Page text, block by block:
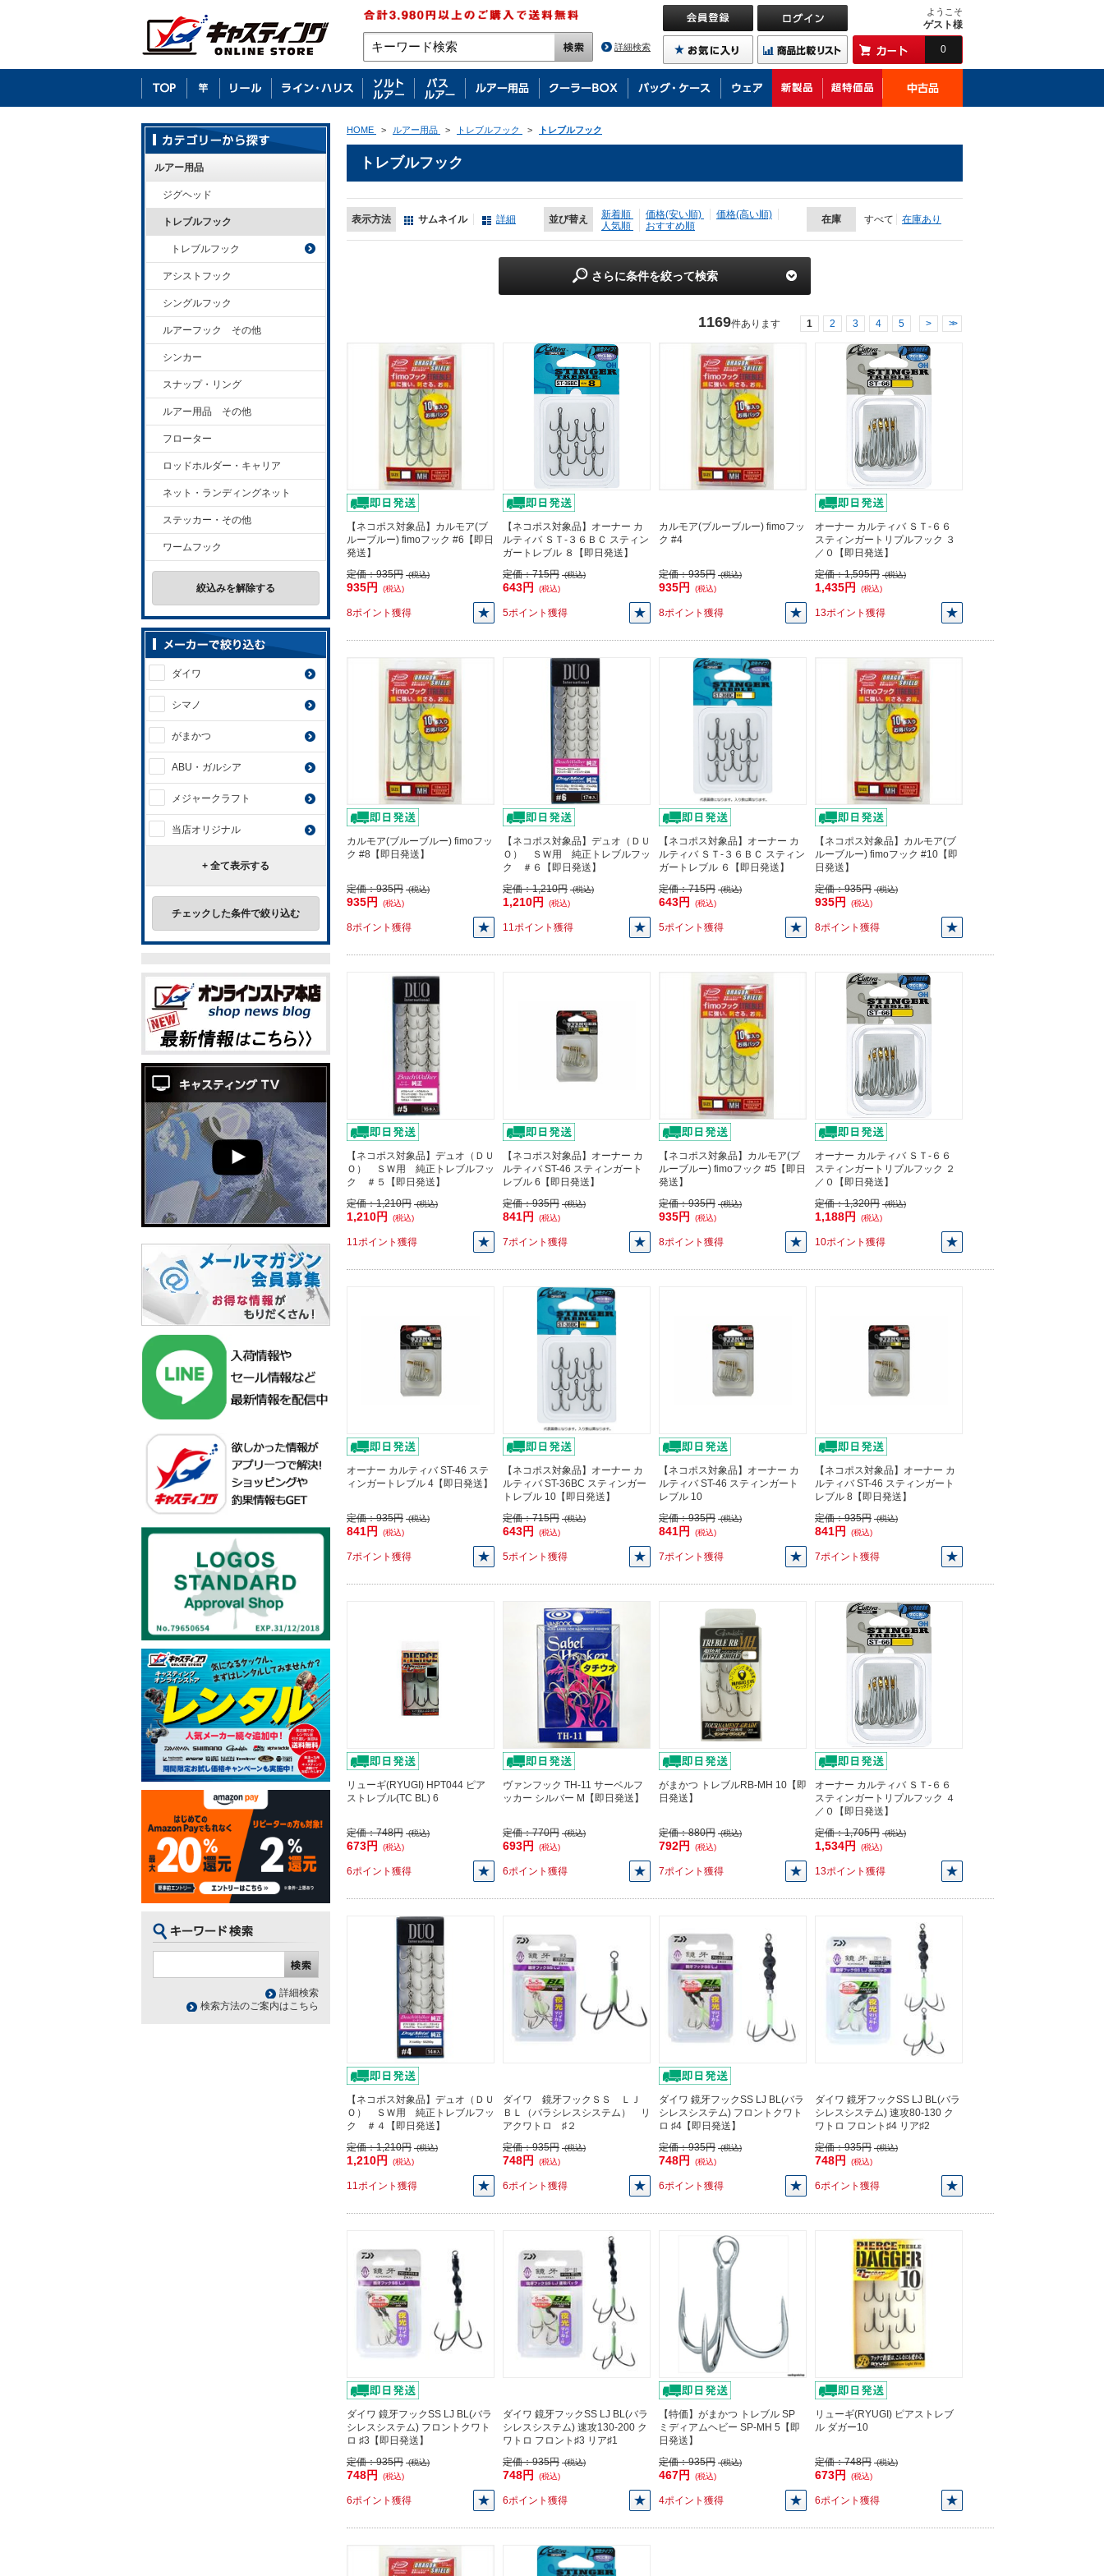
詳細検索
ようこそ
ゲスト様
0
HOME > ルアー用品 > トレブルフック > トレブルフック
トレブルフック
表示方法 サムネイル 詳細 並び替え 新着順 価格(安い順)
価格(高い順)
人気順
おすすめ順
在庫 すべて 在庫あり
さらに条件を絞って検索
1169件あります 1 2 3 4 5 > >>
【ネコポス対象品】カルモア(ブ
ルーブルー) fimoフック #6【即日
発送】
定価：935円 (税込)
935円 (税込)
8ポイント獲得
【ネコポス対象品】オーナー カ
ルティバ ＳＴ-３６ＢＣ スティン
ガートレブル ８【即日発送】
定価：715円 (税込)
643円 (税込)
5ポイント獲得
カルモア(ブルーブルー) fimoフッ
ク #4
定価：935円 (税込)
935円 (税込)
8ポイント獲得
オーナー カルティバ ＳＴ-６６
スティンガートリプルフック ３
／０【即日発送】
定価：1,595円 (税込)
1,435円 (税込)
13ポイント獲得
カルモア(ブルーブルー) fimoフッ
ク #8【即日発送】
定価：935円 (税込)
935円 (税込)
8ポイント獲得
【ネコポス対象品】デュオ（ＤＵ
Ｏ） ＳＷ用 純正トレブルフッ
ク ＃６【即日発送】
定価：1,210円 (税込)
1,210円 (税込)
11ポイント獲得
【ネコポス対象品】オーナー カ
ルティバ ＳＴ-３６ＢＣ スティン
ガートレブル ６【即日発送】
定価：715円 (税込)
643円 (税込)
5ポイント獲得
【ネコポス対象品】カルモア(ブ
ルーブルー) fimoフック #10【即
日発送】
定価：935円 (税込)
935円 (税込)
8ポイント獲得
【ネコポス対象品】デュオ（ＤＵ
Ｏ） ＳＷ用 純正トレブルフッ
ク ＃５【即日発送】
定価：1,210円 (税込)
1,210円 (税込)
11ポイント獲得
【ネコポス対象品】オーナー カ
ルティバ ST-46 スティンガート
レブル 6【即日発送】
定価：935円 (税込)
841円 (税込)
7ポイント獲得
【ネコポス対象品】カルモア(ブ
ルーブルー) fimoフック #5【即日
発送】
定価：935円 (税込)
935円 (税込)
8ポイント獲得
オーナー カルティバ ＳＴ-６６
スティンガートリプルフック ２
／０【即日発送】
定価：1,320円 (税込)
1,188円 (税込)
10ポイント獲得
オーナー カルティバ ST-46 ステ
ィンガートレブル 4【即日発送】
定価：935円 (税込)
841円 (税込)
7ポイント獲得
【ネコポス対象品】オーナー カ
ルティバ ST-36BC スティンガー
トレブル 10【即日発送】
定価：715円 (税込)
643円 (税込)
5ポイント獲得
【ネコポス対象品】オーナー カ
ルティバ ST-46 スティンガート
レブル 10
定価：935円 (税込)
841円 (税込)
7ポイント獲得
【ネコポス対象品】オーナー カ
ルティバ ST-46 スティンガート
レブル 8【即日発送】
定価：935円 (税込)
841円 (税込)
7ポイント獲得
リューギ(RYUGI) HPT044 ピア
ストレブル(TC BL) 6
定価：748円 (税込)
673円 (税込)
6ポイント獲得
ヴァンフック TH-11 サーベルフ
ッカー シルバー M【即日発送】
定価：770円 (税込)
693円 (税込)
6ポイント獲得
がまかつ トレブルRB-MH 10【即
日発送】
定価：880円 (税込)
792円 (税込)
7ポイント獲得
オーナー カルティバ ＳＴ-６６
スティンガートリプルフック ４
／０【即日発送】
定価：1,705円 (税込)
1,534円 (税込)
13ポイント獲得
【ネコポス対象品】デュオ（ＤＵ
Ｏ） ＳＷ用 純正トレブルフッ
ク ＃４【即日発送】
定価：1,210円 (税込)
1,210円 (税込)
11ポイント獲得
ダイワ 鏡牙フックＳＳ ＬＪ
ＢＬ（バラシレスシステム） リ
アクワトロ ♯２
定価：935円 (税込)
748円 (税込)
6ポイント獲得
ダイワ 鏡牙フックSS LJ BL(バラ
シレスシステム) フロントクワト
ロ ♯4【即日発送】
定価：935円 (税込)
748円 (税込)
6ポイント獲得
ダイワ 鏡牙フックSS LJ BL(バラ
シレスシステム) 速攻80-130 ク
ワトロ フロント♯4 リア♯2
定価：935円 (税込)
748円 (税込)
6ポイント獲得
ダイワ 鏡牙フックSS LJ BL(バラ
シレスシステム) フロントクワト
ロ ♯3【即日発送】
定価：935円 (税込)
748円 (税込)
6ポイント獲得
ダイワ 鏡牙フックSS LJ BL(バラ
シレスシステム) 速攻130-200 ク
ワトロ フロント♯3 リア♯1
定価：935円 (税込)
748円 (税込)
6ポイント獲得
【特価】がまかつ トレブル SP
ミディアムヘビー SP-MH 5【即
日発送】
定価：935円 (税込)
467円 (税込)
4ポイント獲得
リューギ(RYUGI) ピアストレブ
ル ダガー10
定価：748円 (税込)
673円 (税込)
6ポイント獲得
ルアー用品
ジグヘッド
トレブルフック
トレブルフック
アシストフック
シングルフック
ルアーフック その他
シンカー
スナップ・リング
ルアー用品 その他
フローター
ロッドホルダー・キャリア
ネット・ランディングネット
ステッカー・その他
ワームフック
絞込みを解除する
ダイワ
シマノ
がまかつ
ABU・ガルシア
メジャークラフト
当店オリジナル
+ 全て表示する
チェックした条件で絞り込む
詳細検索
検索方法のご案内はこちら